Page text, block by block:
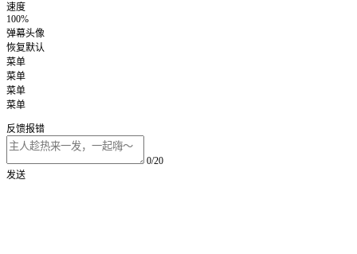
速度
100%
弹幕头像
恢复默认
菜单
菜单
菜单
菜单
反馈报错
0/20
发送